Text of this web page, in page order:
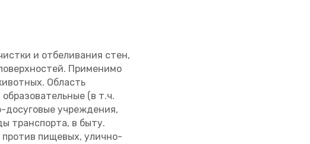
и отбеливания стен,
Применимо
Область
(в т.ч.
досуговые учреждения,
транспорта, в быту.
против пищевых, улично-